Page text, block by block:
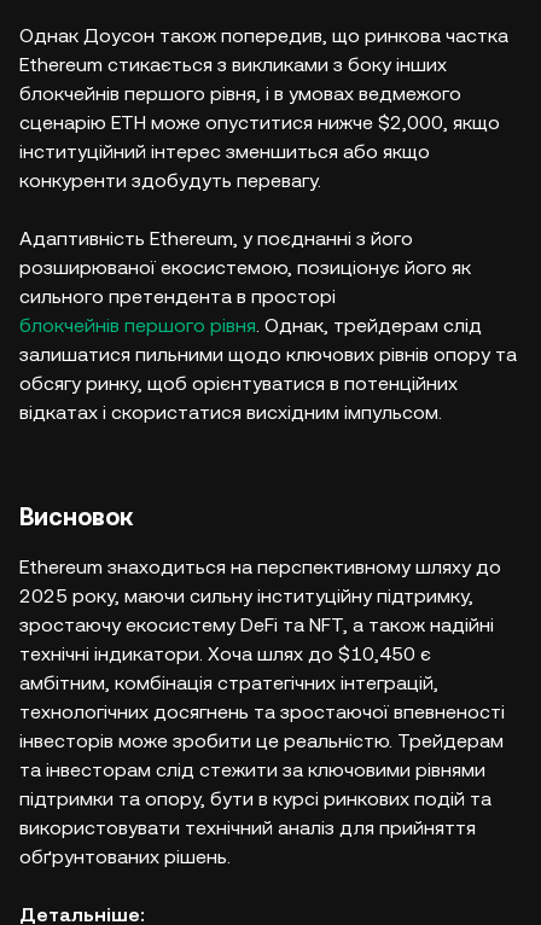
Однак Доусон також попередив, що ринкова частка
Ethereum стикається з викликами з боку інших
блокчейнів першого рівня, і в умовах ведмежого
сценарію ETH може опуститися нижче $2,000, якщо
інституційний інтерес зменшиться або якщо
конкуренти здобудуть перевагу.
Адаптивність Ethereum, у поєднанні з його
розширюваної екосистемою, позиціонує його як
сильного претендента в просторі
блокчейнів першого рівня. Однак, трейдерам слід
залишатися пильними щодо ключових рівнів опору та
обсягу ринку, щоб орієнтуватися в потенційних
відкатах і скористатися висхідним імпульсом.
Висновок
Ethereum знаходиться на перспективному шляху до
2025 року, маючи сильну інституційну підтримку,
зростаючу екосистему DeFi та NFT, а також надійні
технічні індикатори. Хоча шлях до $10,450 є
амбітним, комбінація стратегічних інтеграцій,
технологічних досягнень та зростаючої впевненості
інвесторів може зробити це реальністю. Трейдерам
та інвесторам слід стежити за ключовими рівнями
підтримки та опору, бути в курсі ринкових подій та
використовувати технічний аналіз для прийняття
обґрунтованих рішень.
Детальніше: